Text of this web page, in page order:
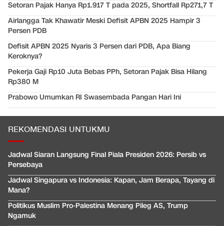
Setoran Pajak Hanya Rp1.917 T pada 2025, Shortfall Rp271,7 T
Airlangga Tak Khawatir Meski Defisit APBN 2025 Hampir 3
Persen PDB
Defisit APBN 2025 Nyaris 3 Persen dari PDB, Apa Biang
Keroknya?
Pekerja Gaji Rp10 Juta Bebas PPh, Setoran Pajak Bisa Hilang
Rp380 M
Prabowo Umumkan RI Swasembada Pangan Hari Ini
REKOMENDASI UNTUKMU
Jadwal Siaran Langsung Final Piala Presiden 2026: Persib vs
Persebaya
Jadwal Singapura vs Indonesia: Kapan, Jam Berapa, Tayang di
Mana?
Politikus Muslim Pro-Palestina Menang Pileg AS, Trump
Ngamuk